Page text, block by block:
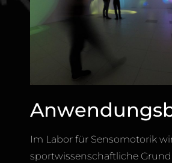
Im Labor für Sensomotorik
sportwissenschaftliche